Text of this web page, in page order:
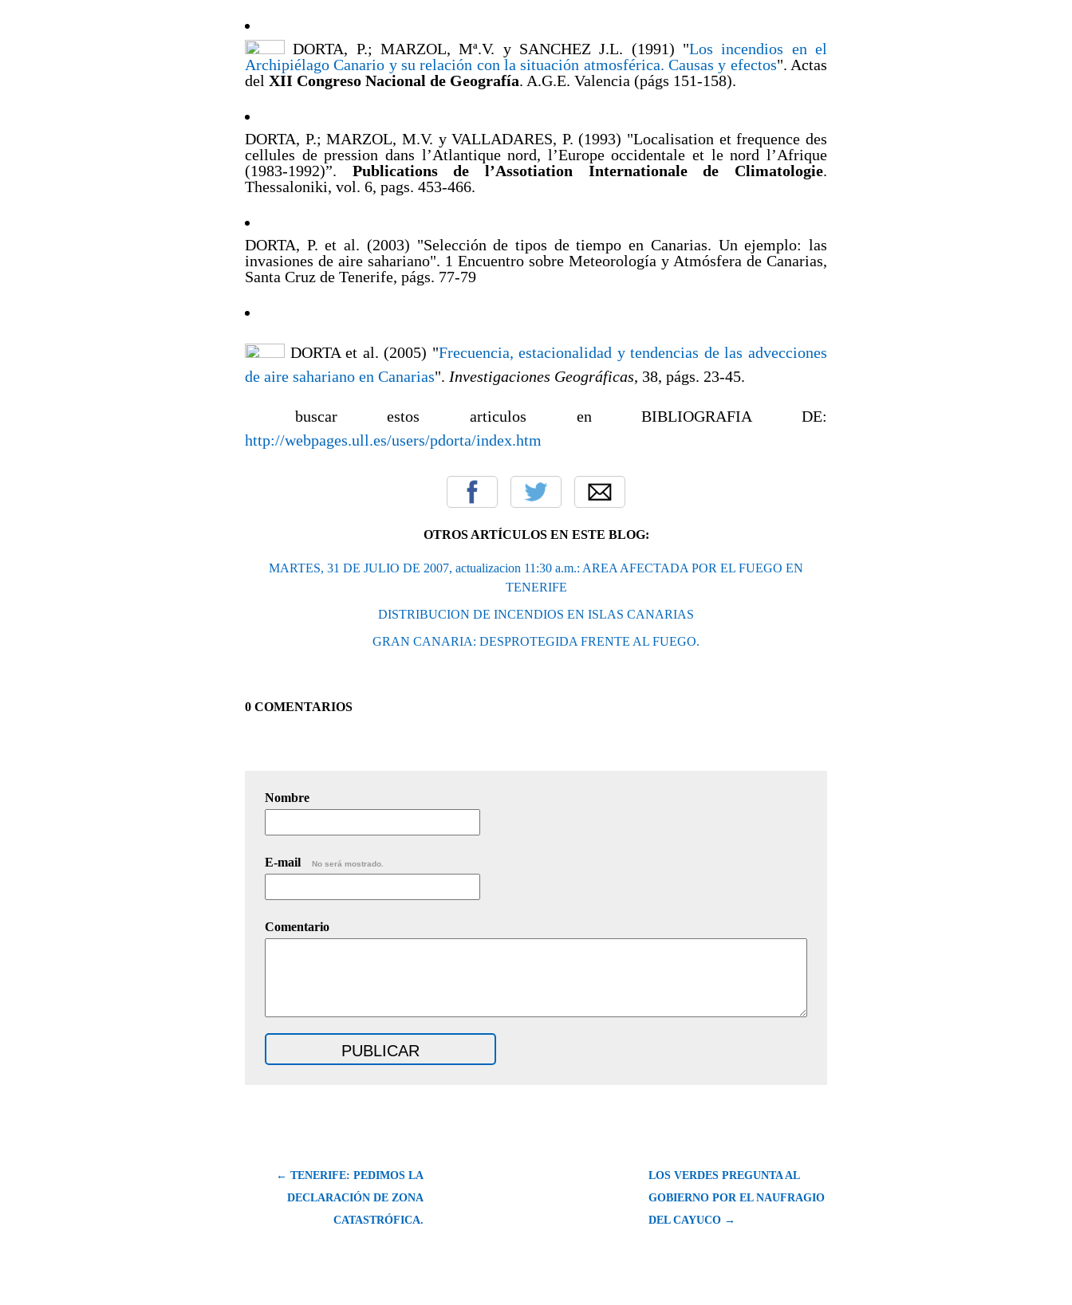
DORTA, P.; MARZOL, Mª.V. y SANCHEZ J.L. (1991) "Los incendios en el
Archipiélago Canario y su relación con la situación atmosférica. Causas y efectos". Actas
del XII Congreso Nacional de Geografía. A.G.E. Valencia (págs 151-158).
DORTA, P.; MARZOL, M.V. y VALLADARES, P. (1993) "Localisation et frequence des
cellules de pression dans l’Atlantique nord, l’Europe occidentale et le nord l’Afrique
(1983-1992)”. Publications de l’Assotiation Internationale de Climatologie.
Thessaloniki, vol. 6, pags. 453-466.
DORTA, P. et al. (2003) "Selección de tipos de tiempo en Canarias. Un ejemplo: las
invasiones de aire sahariano". 1 Encuentro sobre Meteorología y Atmósfera de Canarias,
Santa Cruz de Tenerife, págs. 77-79
DORTA et al. (2005) "Frecuencia, estacionalidad y tendencias de las advecciones
de aire sahariano en Canarias". Investigaciones Geográficas, 38, págs. 23-45.
buscar estos articulos en BIBLIOGRAFIA DE:
http://webpages.ull.es/users/pdorta/index.htm
OTROS ARTÍCULOS EN ESTE BLOG:
MARTES, 31 DE JULIO DE 2007, actualizacion 11:30 a.m.: AREA AFECTADA POR EL FUEGO EN
TENERIFE
DISTRIBUCION DE INCENDIOS EN ISLAS CANARIAS
GRAN CANARIA: DESPROTEGIDA FRENTE AL FUEGO.
0 COMENTARIOS
Nombre
E-mail No será mostrado.
Comentario
← TENERIFE: PEDIMOS LA
DECLARACIÓN DE ZONA
CATASTRÓFICA.
LOS VERDES PREGUNTA AL
GOBIERNO POR EL NAUFRAGIO
DEL CAYUCO →